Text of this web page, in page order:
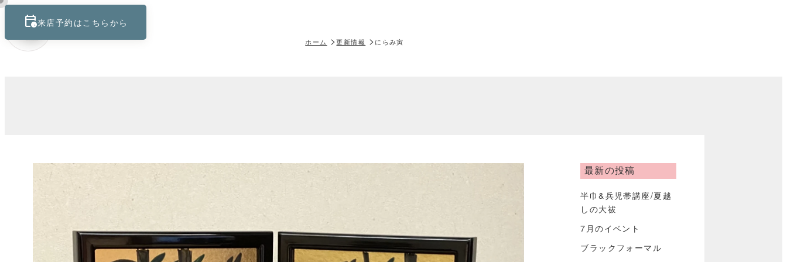
keyboard_control_keycalendar_clock来店予約はこちらから
ホーム 更新情報 にらみ寅
最新の投稿
半巾&兵児帯講座/夏越
しの大祓
7月のイベント
ブラックフォーマル